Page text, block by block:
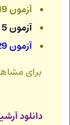
آزمون 19 مرداد 1403
آزمون 5 مرداد 1403
آزمون 29 تیر 1403
برای
دانلود